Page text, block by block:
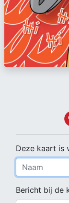
Deze kaart is
Bericht bij de